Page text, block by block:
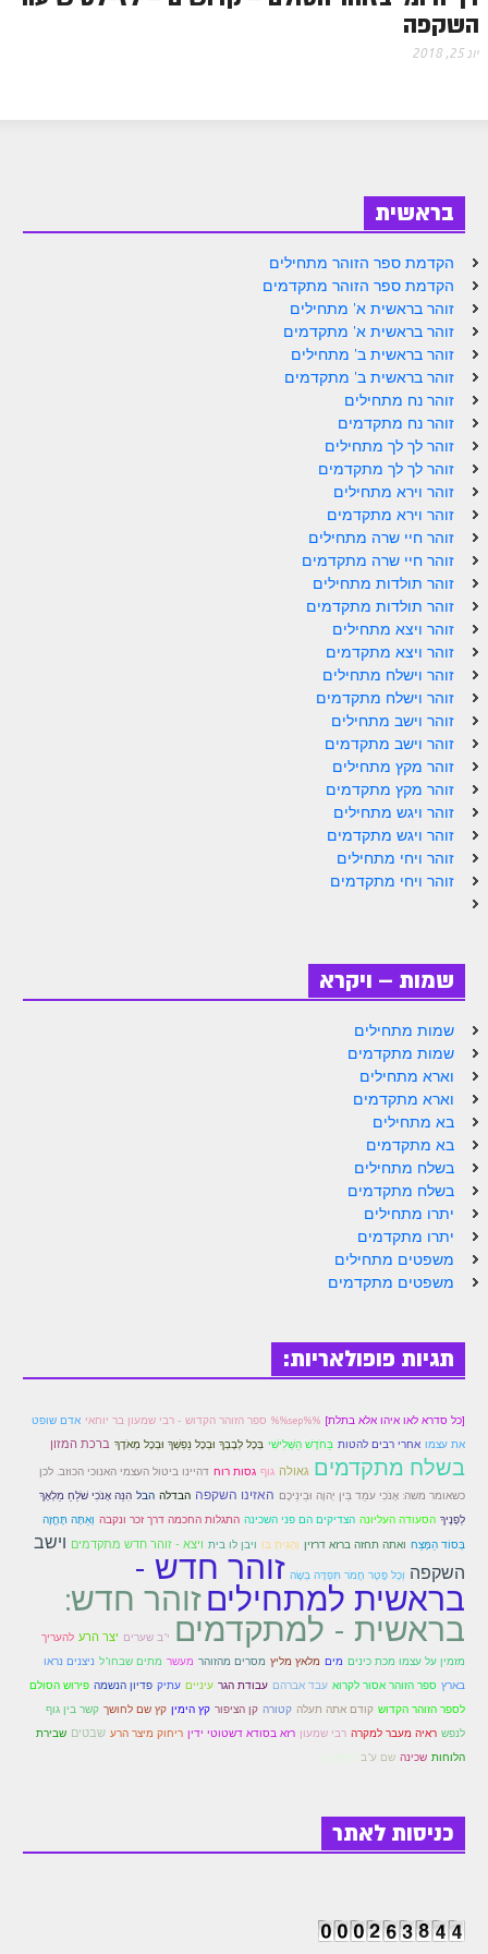
ספר הזוהר – ויקרא
זוהר צו מתקדמים
פרשת שמיני מתחילים
פרשת שמיני מתקדמים
ספר הזוהר פרשת תזריע למתחילים
ספר הזוהר פרשת תזריע למתקדמים
זוהר מצורע מתחילים
זוהר מצורע למתקדמים
זוהר אחרי מות למתחילים
זוהר אחרי מות למתקדמים
הזוהר הקדוש – קדושים למתחילים
הזוהר הקדוש – קדושים למתקדמים
ספר הזוהר אמור השקפה
ספר הזוהר אמור מתקדמים
הזוהר הקדוש פרשת בהר למתחילים
הזוהר הקדוש פרשת בהר – מתקדמים
זוהר בחוקותי למתחילים
זוהר הקדוש בחוקותי למתקדמים
ספר הזוהר – במדבר
זוהר נשא למתחילים
זוהר נשא למתקדמים
זוהר בהעלותך למתחילים
זוהר בהעלותך למתקדמים
זוהר שלח לך למתחילים
זוהר שלח לך למתקדמים
זוהר קורח למתחילים
זוהר קורח למתקדמים
חוקת מתקדמים
זוהר בלק למתקדמים
זוהר פנחס למתחילים
זוהר פנחס למתקדמים
ספר הזוהר – דברים
זוהר ואתחנן למתחילים
זוהר ואתחנן למתקדמים
זוהר עקב מתחילים
זוהר הקדוש עקב למתקדמים
זוהר כי תצא מתחילים
זוהר וילך השקפה
השקפה
יונ 25, 2018
בראשית
הקדמת ספר הזוהר מתחילים
הקדמת ספר הזוהר מתקדמים
זוהר בראשית א' מתחילים
זוהר בראשית א' מתקדמים
זוהר בראשית ב' מתחילים
זוהר בראשית ב' מתקדמים
זוהר נח מתחילים
זוהר נח מתקדמים
זוהר לך לך מתחילים
זוהר לך לך מתקדמים
זוהר וירא מתחילים
זוהר וירא מתקדמים
זוהר חיי שרה מתחילים
זוהר חיי שרה מתקדמים
זוהר תולדות מתחילים
זוהר תולדות מתקדמים
זוהר ויצא מתחילים
זוהר ויצא מתקדמים
זוהר וישלח מתחילים
זוהר וישלח מתקדמים
זוהר וישב מתחילים
זוהר וישב מתקדמים
זוהר מקץ מתחילים
זוהר מקץ מתקדמים
זוהר ויגש מתחילים
זוהר ויגש מתקדמים
זוהר ויחי מתחילים
זוהר ויחי מתקדמים
שמות – ויקרא
שמות מתחילים
שמות מתקדמים
וארא מתחילים
וארא מתקדמים
בא מתחילים
בא מתקדמים
בשלח מתחילים
בשלח מתקדמים
יתרו מתחילים
יתרו מתקדמים
משפטים מתחילים
משפטים מתקדמים
תגיות פופולאריות:
[כל סדרא לאו איהו אלא בתלת] %%sep%% ספר הזוהר הקדוש - רבי שמעון בר יוחאי
אדם שופט
את עצמו אחרי רבים להטות בַּחֹדֶשׁ הַשְּׁלִישִׁי בְּכָל לְבָבְךָ וּבְכָל נַפְשְׁךָ וּבְכָל מְאֹדֶךָ ברכת המזון
בשלח מתקדמים גאולה גוף גסות רוח דהיינו ביטול העצמי האנוכי הכוזב. לכן
כשאומר משה: אָנֹכִי עֹמֵד בֵּין יְהוָה וּבֵינֵיכֶם האזינו השקפה הבדלה הבל הִנֵּה אָנֹכִי שֹׁלֵחַ מַלְאָךְ
לְפָנֶיךָ הסעודה העליונה הצדיקים הם פני השכינה התגלות החכמה דרך זכר ונקבה וְאַתָּה תֶּחֱזֶה
בְּסוֹד הַמֶּצַח ואתה תחזה ברזא דרזין וְהָגִיתָ בּוֹ ויבן לו בית ויצא - זוהר חדש מתקדמים וישב
השקפה וְכָל פֶּטֶר חֲמֹר תִּפְדֶּה בְשֶׂה זוהר חדש -
בראשית למתחיליםזוהר חדש:
בראשית - למתקדמים י"ב שערים יצר הרע להעריך
מזמין על עצמו מכת כינים מים מלאץ מליץ מסרים מהזוהר מעשר מתים שבחו"ל ניצנים נראו
בארץ ספר הזוהר אסור לקרוא עבד אברהם עבודת הגר עיניים עתיק פדיון הנשמה פירוש הסולם
לספר הזוהר הקדוש קודם אתה תעלה קטורה קן הציפור קץ הימין קץ שם לחושך קשר בין גוף
לנפש ראיה מעבר למקרה רבי שמעון רזא בסודא דשטוטי ידין ריחוק מיצר הרע שבטים שבירת
הלוחות שכינה שם ע"ב
כניסות לאתר